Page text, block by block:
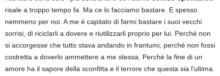
risale a troppo tempo fa. Ma ce lo facciamo bastare. E spesso
nemmeno per noi. A me è capitato di farmi bastare i suoi vecchi
sorrisi, di riciclarli a dovere e riutilizzarli proprio per lui. Perché non
si accorgesse che tutto stava andando in frantumi, perché non fossi
costretta a doverlo ammettere a me stessa. Perché la fine di un
amore ha il sapore della sconfitta e il terrore che questa sia l’ultima.